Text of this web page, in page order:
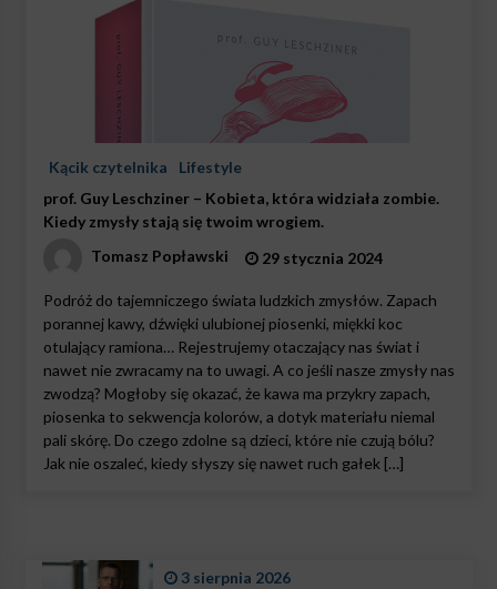
Kącik czytelnika
Lifestyle
prof. Guy Leschziner – Kobieta, która widziała zombie.
Kiedy zmysły stają się twoim wrogiem.
Tomasz Popławski
29 stycznia 2024
Podróż do tajemniczego świata ludzkich zmysłów. Zapach
porannej kawy, dźwięki ulubionej piosenki, miękki koc
otulający ramiona… Rejestrujemy otaczający nas świat i
nawet nie zwracamy na to uwagi. A co jeśli nasze zmysły nas
zwodzą? Mogłoby się okazać, że kawa ma przykry zapach,
piosenka to sekwencja kolorów, a dotyk materiału niemal
pali skórę. Do czego zdolne są dzieci, które nie czują bólu?
Jak nie oszaleć, kiedy słyszy się nawet ruch gałek […]
3 sierpnia 2026